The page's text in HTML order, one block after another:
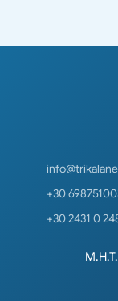
+30
+30 2431 0
Μ.Η.Τ.